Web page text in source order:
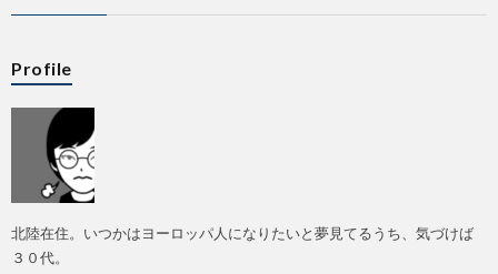
Profile
北陸在住。いつかはヨーロッパ人になりたいと夢見てるうち、気づけば
３０代。